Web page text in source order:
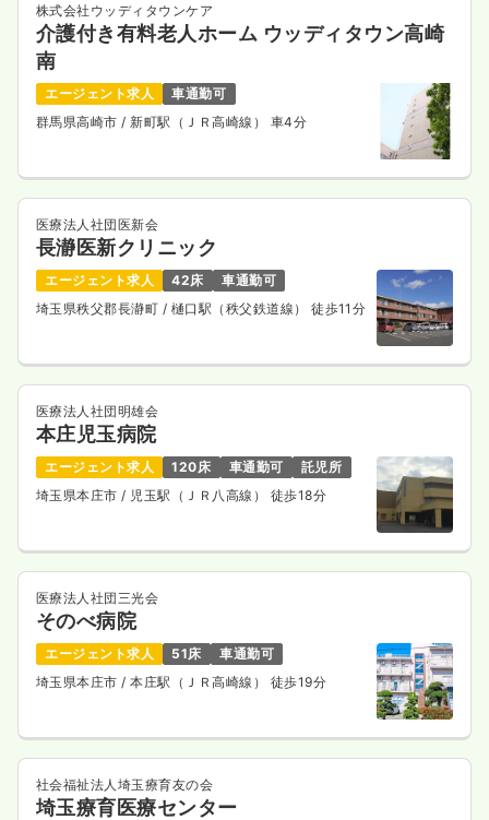
株式会社ウッディタウンケア
介護付き有料老人ホーム ウッディタウン高崎
南
エージェント求人
車通勤可
群馬県高崎市/ 新町駅（ＪＲ高崎線） 車4分
医療法人社団医新会
長瀞医新クリニック
エージェント求人 42床
車通勤可
埼玉県秩父郡長瀞町 / 樋口駅（秩父鉄道線） 徒歩11分
医療法人社団明雄会
本庄児玉病院
エージェント求人 120床 車通勤可
託児所
埼玉県本庄市/ 児玉駅（ＪＲ八高線） 徒歩18分
医療法人社団三光会
そのべ病院
エージェント求人 51床
車通勤可
埼玉県本庄市/ 本庄駅（ＪＲ高崎線） 徒歩19分
社会福祉法人埼玉療育友の会
埼玉療育医療センター